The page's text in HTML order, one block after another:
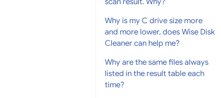
Why is my C drive size more
and more lower, does Wise Disk
Cleaner can help me?
Why are the same files always
listed in the result table each
time?